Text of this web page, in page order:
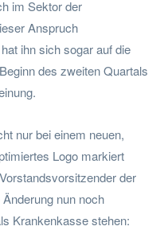
im Sektor der
Anspruch
ihn sich sogar auf die
des zweiten Quartals
nur bei einem neuen,
Logo markiert
der
nun noch
Krankenkasse stehen: